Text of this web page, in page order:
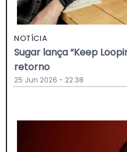
NOTÍCIA
Sugar lança “Keep
retorno
25 Jun 2026 - 22:38